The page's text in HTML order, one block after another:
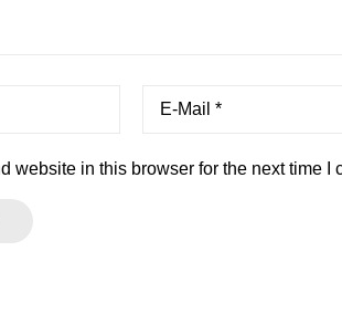
website in this browser for the next time I